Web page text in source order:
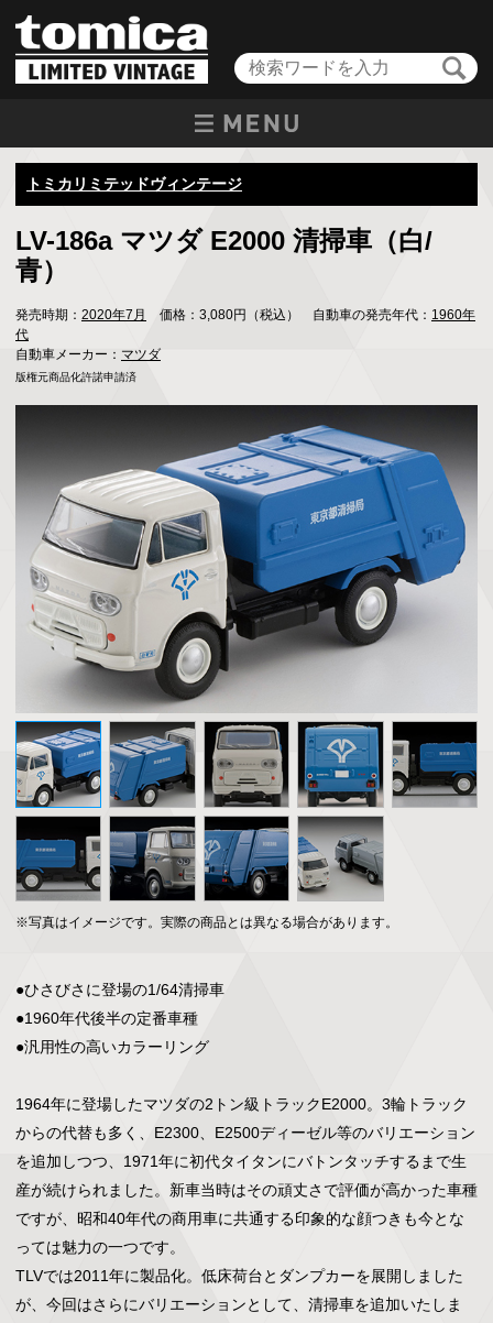
トミカリミテッドヴィンテージ
LV-186a マツダ E2000 清掃車（白/
青）
発売時期： 2020年7月 価格：3,080円（税込） 自動車の発売年代： 1960年
代
自動車メーカー： マツダ
版権元商品化許諾申請済
※写真はイメージです。実際の商品とは異なる場合があります。
●ひさびさに登場の1/64清掃車
●1960年代後半の定番車種
●汎用性の高いカラーリング
1964年に登場したマツダの2トン級トラックE2000。3輪トラック
からの代替も多く、E2300、E2500ディーゼル等のバリエーション
を追加しつつ、1971年に初代タイタンにバトンタッチするまで生
産が続けられました。新車当時はその頑丈さで評価が高かった車種
ですが、昭和40年代の商用車に共通する印象的な顔つきも今とな
っては魅力の一つです。
TLVでは2011年に製品化。低床荷台とダンプカーを展開しました
が、今回はさらにバリエーションとして、清掃車を追加いたしま